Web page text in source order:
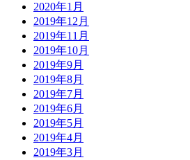
2020年1月
2019年12月
2019年11月
2019年10月
2019年9月
2019年8月
2019年7月
2019年6月
2019年5月
2019年4月
2019年3月